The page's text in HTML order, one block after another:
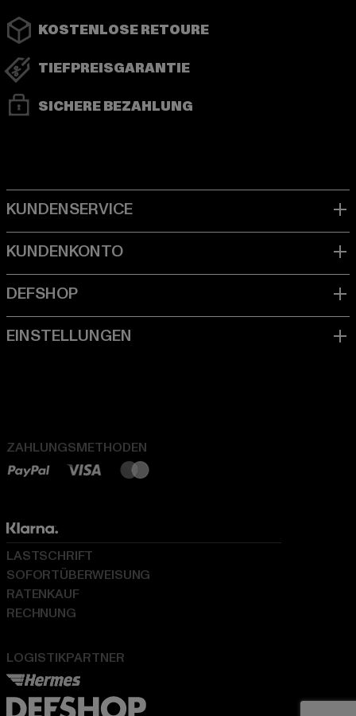
KOSTENLOSE RETOURE
TIEFPREISGARANTIE
SICHERE BEZAHLUNG
ZAHLUNGSMETHODEN
LOGISTIKPARTNER
LASTSCHRIFT
SOFORTÜBERWEISUNG
RATENKAUF
RECHNUNG